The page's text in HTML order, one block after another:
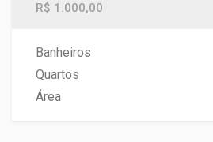
R$ 1.000,00
Banheiros
Quartos
Área